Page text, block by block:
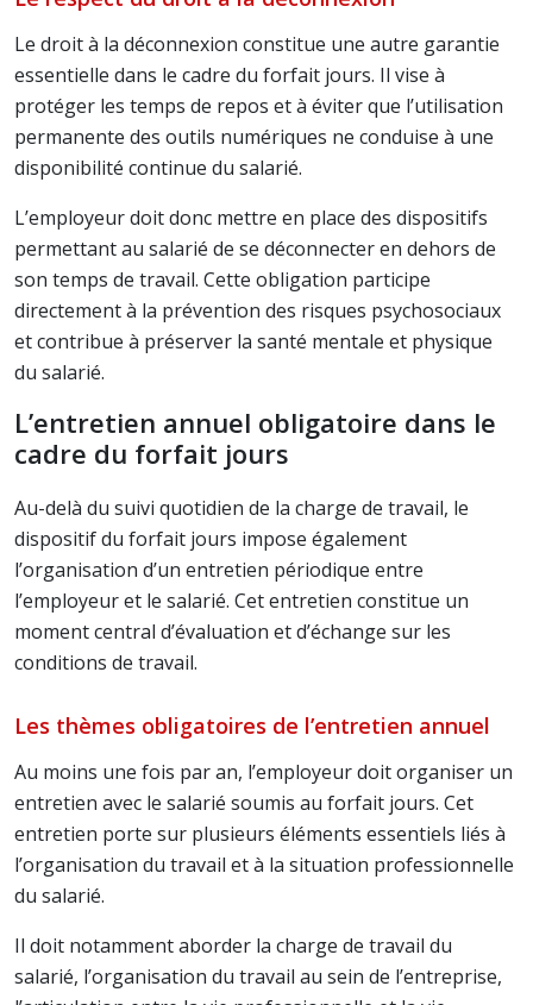
Le droit à la déconnexion constitue une autre garantie
essentielle dans le cadre du forfait jours. Il vise à
protéger les temps de repos et à éviter que l’utilisation
permanente des outils numériques ne conduise à une
disponibilité continue du salarié.
L’employeur doit donc mettre en place des dispositifs
permettant au salarié de se déconnecter en dehors de
son temps de travail. Cette obligation participe
directement à la prévention des risques psychosociaux
et contribue à préserver la santé mentale et physique
du salarié.
L’entretien annuel obligatoire dans le
cadre du forfait jours
Au-delà du suivi quotidien de la charge de travail, le
dispositif du forfait jours impose également
l’organisation d’un entretien périodique entre
l’employeur et le salarié. Cet entretien constitue un
moment central d’évaluation et d’échange sur les
conditions de travail.
Les thèmes obligatoires de l’entretien annuel
Au moins une fois par an, l’employeur doit organiser un
entretien avec le salarié soumis au forfait jours. Cet
entretien porte sur plusieurs éléments essentiels liés à
l’organisation du travail et à la situation professionnelle
du salarié.
Il doit notamment aborder la charge de travail du
salarié, l’organisation du travail au sein de l’entreprise,